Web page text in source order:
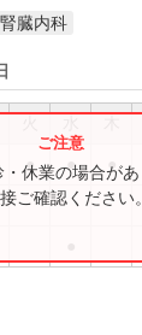
腎臓内科
● ● ●
休業の場合が
ご確認ください。